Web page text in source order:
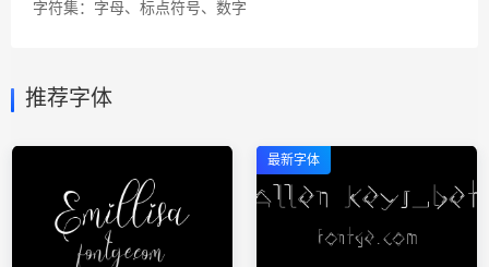
字符集：字母、标点符号、数字
推荐字体
最新字体